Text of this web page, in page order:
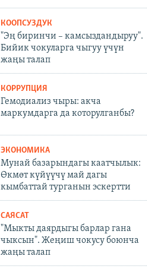
КООПСУЗДУК
"Эң биринчи – камсыздандыруу".
Бийик чокуларга чыгуу үчүн
жаңы талап
КОРРУПЦИЯ
Гемодиализ чыры: акча
маркумдарга да которулганбы?
ЭКОНОМИКА
Мунай базарындагы каатчылык:
Өкмөт күйүүчү май дагы
кымбаттай турганын эскертти
САЯСАТ
"Мыкты даярдыгы барлар гана
чыксын". Жеңиш чокусу боюнча
жаңы талап